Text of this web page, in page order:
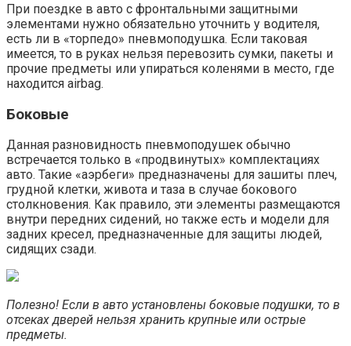
При поездке в авто с фронтальными защитными
элементами нужно обязательно уточнить у водителя,
есть ли в «торпедо» пневмоподушка. Если таковая
имеется, то в руках нельзя перевозить сумки, пакеты и
прочие предметы или упираться коленями в место, где
находится airbag.
Боковые
Данная разновидность пневмоподушек обычно
встречается только в «продвинутых» комплектациях
авто. Такие «аэрбеги» предназначены для зашиты плеч,
грудной клетки, живота и таза в случае бокового
столкновения. Как правило, эти элементы размещаются
внутри передних сидений, но также есть и модели для
задних кресел, предназначенные для защиты людей,
сидящих сзади.
Полезно! Если в авто установлены боковые подушки, то в
отсеках дверей нельзя хранить крупные или острые
предметы.